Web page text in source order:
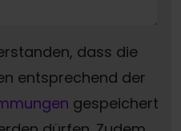
dass die
entsprechend der
gespeichert